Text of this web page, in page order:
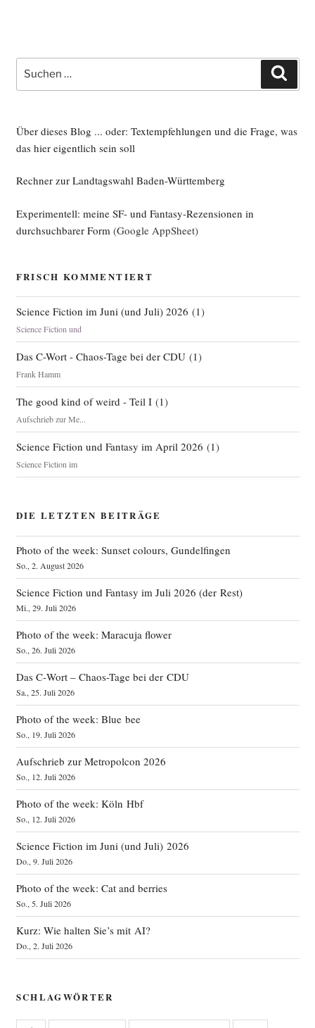
Suche
nach:
Über dieses Blog ... oder: Textempfehlungen und die Frage, was
das hier eigentlich sein soll
Rechner zur Landtagswahl Baden-Württemberg
Experimentell: meine SF- und Fantasy-Rezensionen in
durchsuchbarer Form (Google AppSheet)
FRISCH KOMMENTIERT
Science Fiction im Juni (und Juli) 2026 (1)
Science Fiction und
Das C-Wort - Chaos-Tage bei der CDU(1)
Frank Hamm
The good kind of weird - Teil I(1)
Aufschrieb zur Me...
Science Fiction und Fantasy im April 2026 (1)
Science Fiction im
DIE LETZTEN BEITRÄGE
Photo of the week: Sunset colours, Gundelfingen
So., 2. August 2026
Science Fiction und Fantasy im Juli 2026 (der Rest)
Mi., 29. Juli 2026
Photo of the week: Maracuja flower
So., 26. Juli 2026
Das C‑Wort – Chaos-Tage bei der CDU
Sa., 25. Juli 2026
Photo of the week: Blue bee
So., 19. Juli 2026
Aufschrieb zur Metropolcon 2026
So., 12. Juli 2026
Photo of the week: Köln Hbf
So., 12. Juli 2026
Science Fiction im Juni (und Juli) 2026
Do., 9. Juli 2026
Photo of the week: Cat and berries
So., 5. Juli 2026
Kurz: Wie halten Sie’s mit AI?
Do., 2. Juli 2026
SCHLAGWÖRTER